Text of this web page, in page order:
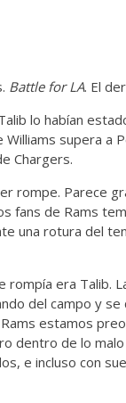
Battle for LA. El
lo habían
Williams supera a
Chargers.
rompe. Parece
fans de Rams
una rotura del
rompía era Talib.
del campo y se
estamos
dentro de lo
e incluso con